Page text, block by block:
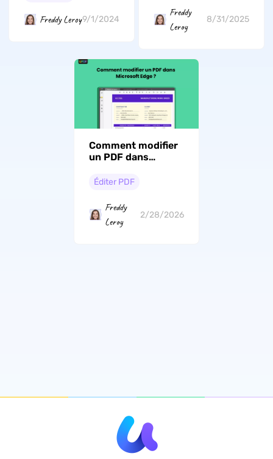
Freddy Leroy9/1/2024
Freddy
Leroy
8/31/2025
Comment modifier
un PDF dans
guide avec images
Éditer PDF
Freddy
Leroy
2/28/2026